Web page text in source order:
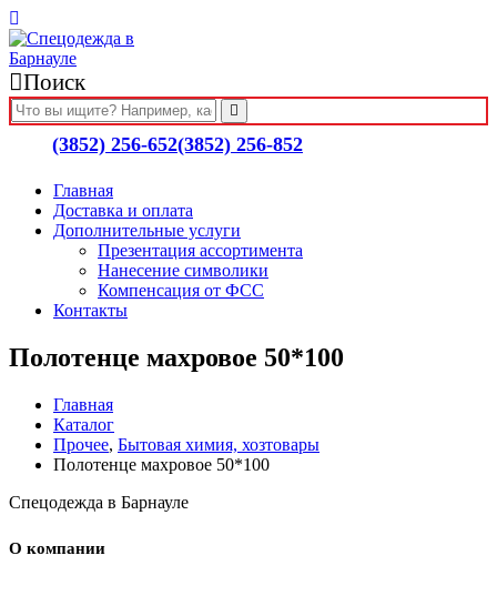
Поиск
(3852) 256-652(3852) 256-852
Главная
Доставка и оплата
Дополнительные услуги
Презентация ассортимента
Нанесение символики
Компенсация от ФСС
Контакты
Полотенце махровое 50*100
Главная
Каталог
Прочее, Бытовая химия, хозтовары
Полотенце махровое 50*100
Спецодежда в Барнауле
О компании